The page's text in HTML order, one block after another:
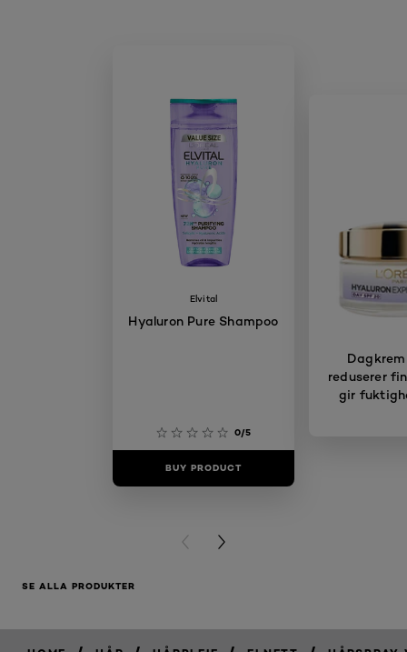
Elvital
Hyaluron Pure Shampoo
0/5
BUY PRODUCT
Dagkrem
reduserer
gir
PREVIOUS CARD
NEXT CARD
SE ALLA PRODUKTER